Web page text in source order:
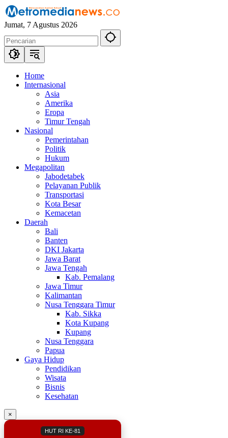
Langsung
ke
konten
Jumat, 7 Agustus 2026
Home
Internasional
Asia
Amerika
Eropa
Timur Tengah
Nasional
Pemerintahan
Politik
Hukum
Megapolitan
Jabodetabek
Pelayanan Publik
Transportasi
Kota Besar
Kemacetan
Daerah
Bali
Banten
DKI Jakarta
Jawa Barat
Jawa Tengah
Kab. Pemalang
Jawa Timur
Kalimantan
Nusa Tenggara Timur
Kab. Sikka
Kota Kupang
Kupang
Nusa Tenggara
Papua
Gaya Hidup
Pendidikan
Wisata
Bisnis
Kesehatan
×
HUT RI KE-81